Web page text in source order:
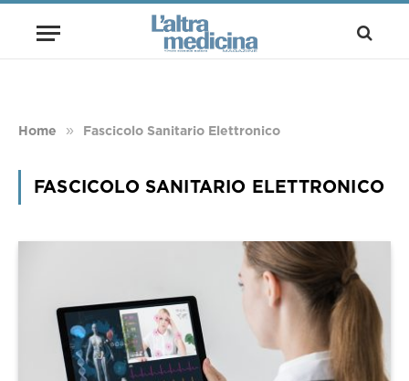
Home » Fascicolo Sanitario Elettronico
FASCICOLO SANITARIO ELETTRONICO